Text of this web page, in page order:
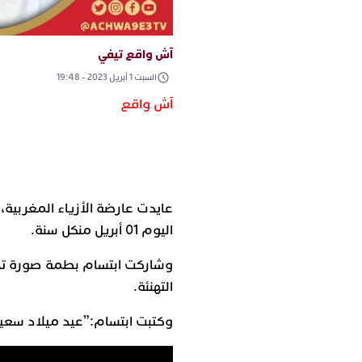
آش واقع تيفي
السبت 1 أبريل 2023 - 19:48
آش واقع
عايدت عارضة الأزياء المغربية،
اليوم
أبريل منكل سنة.
وشاركت ابتسام بطمة صورة
التهنئة.
وكتبت ابتسام:”عيد ميلاد